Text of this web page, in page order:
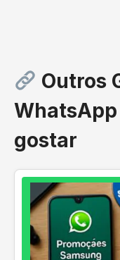
Outros
gostar